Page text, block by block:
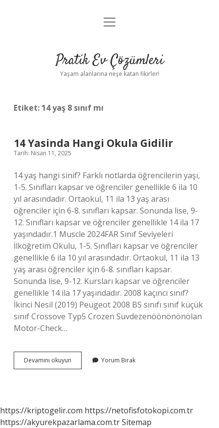
Anasayfa
Yasal Uyarı
menüyü
Pratik Ev Çözümleri
Yaşam alanlarına neşe katan fikirler!
Etiket: 14 yaş 8 sınıf mı
14 Yasinda Hangi Okula Gidilir
Tarih: Nisan 11, 2025
14 yaş hangi sinif? Farklı notlarda öğrencilerin yaşı,
1-5. Sınıfları kapsar ve öğrenciler genellikle 6 ila 10
yıl arasındadır. Ortaokul, 11 ila 13 yaş arası
öğrenciler için 6-8. sınıfları kapsar. Sonunda lise, 9-
12. Sınıfları kapsar ve öğrenciler genellikle 14 ila 17
yaşındadır.1 Muscle 2024FAR Sınıf Seviyeleri
İlköğretim Okulu, 1-5. Sınıfları kapsar ve öğrenciler
genellikle 6 ila 10 yıl arasındadır. Ortaokul, 11 ila 13
yaş arası öğrenciler için 6-8. sınıfları kapsar.
Sonunda lise, 9-12. Kursları kapsar ve öğrenciler
genellikle 14 ila 17 yaşındadır. 2008 kaçıncı sınıf?
İkinci Nesil (2019) Peugeot 2008 BS sınıfı sınıf küçük
sınıf Crossove Typ5 Crozen Suvdezenöönönönölan
Motor-Check…
Devamını okuyun
Yasinda
Yorum Bırak
https://kriptogelir.com https://netofisfotokopi.com.tr
https://akyurekpazarlama.com.trSitemap